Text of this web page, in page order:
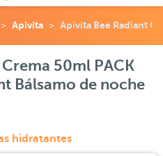
Apivita Apivita Bee Radiant
50ml PACK
Bálsamo de noche
hidratantes